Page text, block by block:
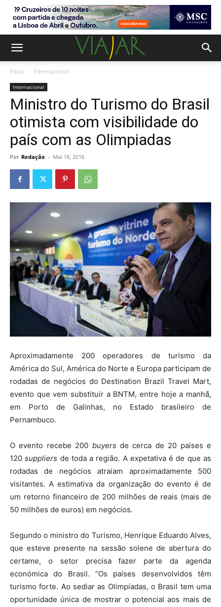
Início Internacional
Internacional
Ministro do Turismo do Brasil
otimista com visibilidade do
país com as Olimpiadas
Por Redação - Mai 18, 2016
Aproximadamente 200 operadores de turismo da
América do Sul, América do Norte e Europa participam de
rodadas de negócios do Destination Brazil Travel Mart,
evento que vem substituir a BNTM, entre hoje a manhã,
em Porto de Galinhas, no Estado brasileiro de
Pernambuco.
O evento recebe 200 buyers de cerca de 20 países e
120suppliers de toda a região. A expetativa é de que as
rodadas de negócios atraiam aproximadamente 500
visitantes. A estimativa da organização do evento é de
um retorno financeiro de 200 milhões de reais (mais de
50 milhões de euros) em negócios.
Segundo o ministro do Turismo, Henrique Eduardo Alves,
que esteve presente na sessão solene de abertura do
certame, o setor precisa fazer parte da agenda
económica do Brasil. “Os países desenvolvidos têm
turismo forte. Ao sediar as Olimpíadas, o Brasil tem uma
oportunidade única de mostrar o potencial aos mais de